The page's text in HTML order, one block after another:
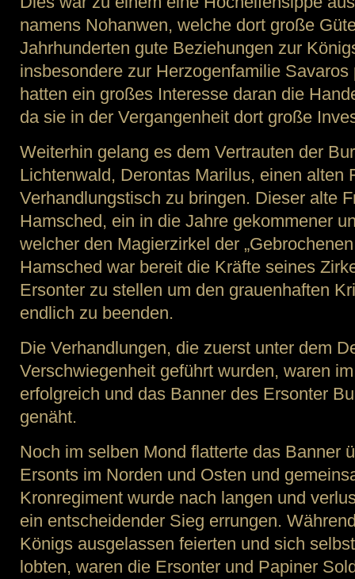
namens Nohanwen, welche dort große
Jahrhunderten gute Beziehungen zur
insbesondere zur Herzogenfamilie
hatten ein großes Interesse daran die
da sie in der Vergangenheit dort große
Weiterhin gelang es dem Vertrauten der
Lichtenwald, Derontas Marilus, einen alten
Verhandlungstisch zu bringen. Dieser alte
Hamsched, ein in die Jahre gekommener
welcher den Magierzirkel der
Hamsched war bereit die Kräfte seines
Ersonter zu stellen um den grauenhaften
endlich zu beenden.
Die Verhandlungen, die zuerst unter dem
Verschwiegenheit geführt wurden, waren
erfolgreich und das Banner des Ersonter
genäht.
Noch im selben Mond flatterte das Banner
Ersonts im Norden und Osten und
Kronregiment wurde nach langen und
ein entscheidender Sieg errungen.
Königs ausgelassen feierten und sich
lobten, waren die Ersonter und Papiner